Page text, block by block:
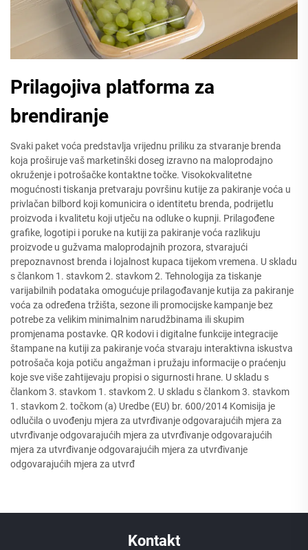
Prilagojiva platforma za
brendiranje
Svaki paket voća predstavlja vrijednu priliku za stvaranje brenda
koja proširuje vaš marketinški doseg izravno na maloprodajno
okruženje i potrošačke kontaktne točke. Visokokvalitetne
mogućnosti tiskanja pretvaraju površinu kutije za pakiranje voća u
privlačan bilbord koji komunicira o identitetu brenda, podrijetlu
proizvoda i kvalitetu koji utječu na odluke o kupnji. Prilagođene
grafike, logotipi i poruke na kutiji za pakiranje voća razlikuju
proizvode u gužvama maloprodajnih prozora, stvarajući
prepoznavnost brenda i lojalnost kupaca tijekom vremena. U skladu
s člankom 1. stavkom 2. stavkom 2. Tehnologija za tiskanje
varijabilnih podataka omogućuje prilagođavanje kutija za pakiranje
voća za određena tržišta, sezone ili promocijske kampanje bez
potrebe za velikim minimalnim narudžbinama ili skupim
promjenama postavke. QR kodovi i digitalne funkcije integracije
štampane na kutiji za pakiranje voća stvaraju interaktivna iskustva
potrošača koja potiču angažman i pružaju informacije o praćenju
koje sve više zahtijevaju propisi o sigurnosti hrane. U skladu s
člankom 3. stavkom 1. stavkom 2. U skladu s člankom 3. stavkom
1. stavkom 2. točkom (a) Uredbe (EU) br. 600/2014 Komisija je
odlučila o uvođenju mjera za utvrđivanje odgovarajućih mjera za
utvrđivanje odgovarajućih mjera za utvrđivanje odgovarajućih
mjera za utvrđivanje odgovarajućih mjera za utvrđivanje
odgovarajućih mjera za utvrđ
Kontakt